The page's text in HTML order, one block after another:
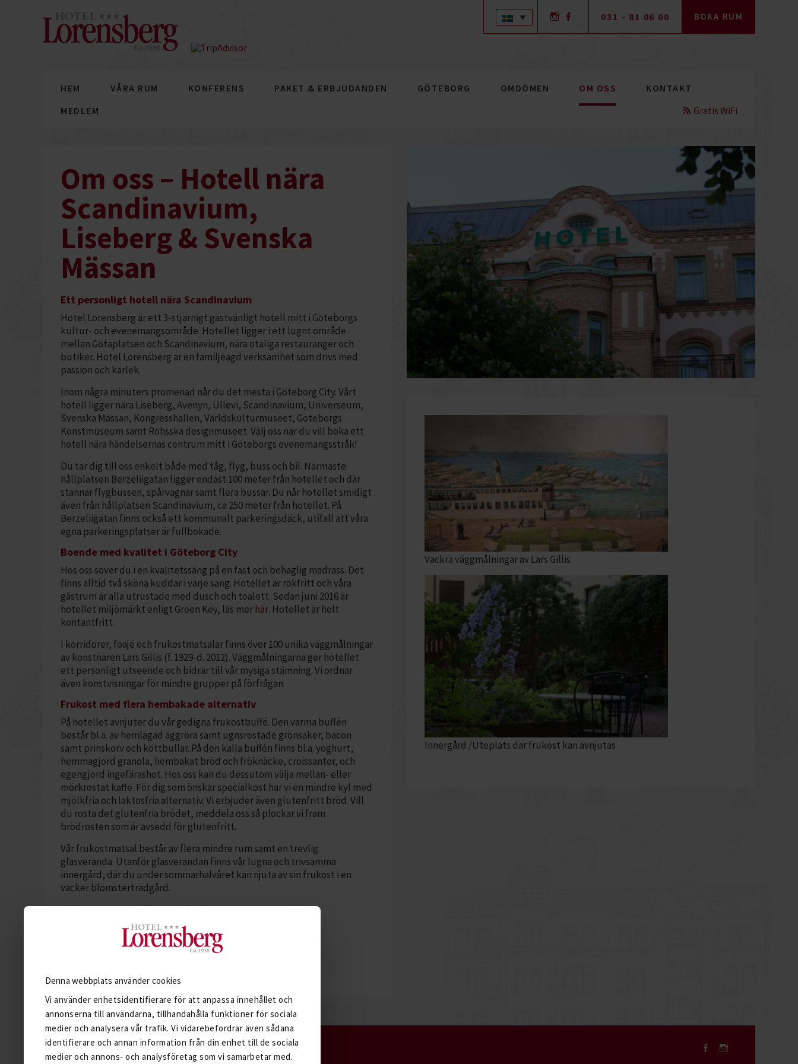
Denna webbplats använder cookies
Vi använder enhetsidentifierare för att anpassa innehållet och
annonserna till användarna, tillhandahålla funktioner för sociala
medier och analysera vår trafik. Vi vidarebefordrar även sådana
identifierare och annan information från din enhet till de sociala
medier och annons- och analysföretag som vi samarbetar med.
031 - 81 06 00 BOKA RUM
HEM VÅRA RUM KONFERENS PAKET & ERBJUDANDEN GÖTEBORG OMDÖMEN OM OSS
KONTAKT
MEDLEM
Gratis WiFi
Om oss – Hotell nära
Scandinavium,
Liseberg & Svenska
Mässan
Ett personligt hotell nära Scandinavium
Hotel Lorensberg är ett 3-stjärnigt gästvänligt hotell mitt i Göteborgs
kultur- och evenemangsområde. Hotellet ligger i ett lugnt område
mellan Götaplatsen och Scandinavium, nära otaliga restauranger och
butiker. Hotel Lorensberg är en familjeägd verksamhet som drivs med
passion och kärlek.
Inom några minuters promenad når du det mesta i Göteborg City. Vårt
hotell ligger nära Liseberg, Avenyn, Ullevi, Scandinavium, Universeum,
Svenska Mässan, Kongresshallen, Världskulturmuseet, Göteborgs
Konstmuseum samt Röhsska designmuseet. Välj oss när du vill boka ett
hotell nära händelsernas centrum mitt i Göteborgs evenemangsstråk!
Du tar dig till oss enkelt både med tåg, flyg, buss och bil. Närmaste
hållplatsen Berzeliigatan ligger endast 100 meter från hotellet och där
stannar flygbussen, spårvagnar samt flera bussar. Du når hotellet smidigt
även från hållplatsen Scandinavium, ca 250 meter från hotellet. På
Berzeliigatan finns också ett kommunalt parkeringsdäck, utifall att våra
egna parkeringsplatser är fullbokade.
Boende med kvalitet i Göteborg City
Hos oss sover du i en kvalitetssäng på en fast och behaglig madrass. Det
finns alltid två sköna kuddar i varje säng. Hotellet är rökfritt och våra
gästrum är alla utrustade med dusch och toalett. Sedan juni 2016 är
hotellet miljömärkt enligt Green Key, läs mer här. Hotellet är helt
kontantfritt.
I korridorer, foajé och frukostmatsalar finns över 100 unika väggmålningar
av konstnären Lars Gillis (f. 1929-d. 2012). Väggmålningarna ger hotellet
ett personligt utseende och bidrar till vår mysiga stämning. Vi ordnar
även konstvisningar för mindre grupper på förfrågan.
Frukost med flera hembakade alternativ
På hotellet avnjuter du vår gedigna frukostbuffé. Den varma buffén
består bl.a. av hemlagad äggröra samt ugnsrostade grönsaker, bacon
samt prinskorv och köttbullar. På den kalla buffén finns bl.a. yoghurt,
hemmagjord granola, hembakat bröd och fröknäcke, croissanter, och
egengjord ingefärashot. Hos oss kan du dessutom välja mellan- eller
mörkrostat kaffe. För dig som önskar specialkost har vi en mindre kyl med
mjölkfria och laktosfria alternativ. Vi erbjuder även glutenfritt bröd. Vill
du rosta det glutenfria brödet, meddela oss så plockar vi fram
brödrosten som är avsedd för glutenfritt.
Vår frukostmatsal består av flera mindre rum samt en trevlig
glasveranda. Utanför glasverandan finns vår lugna och trivsamma
innergård, där du under sommarhalvåret kan njuta av sin frukost i en
vacker blomsterträdgård.
Välkommen attbesöka ossi Göteborg!
Gisela & Kristofer med personalen på Hotel Lorensberg
Vackra väggmålningar av Lars Gillis
Innergård /Uteplats där frukost kan avnjutas